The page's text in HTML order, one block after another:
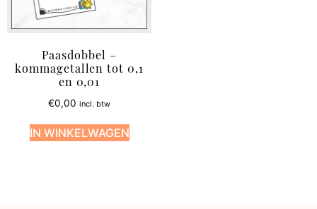
Paasdobbel –
kommagetallen tot 0,1
en 0,01
€0,00 incl. btw
IN WINKELWAGEN